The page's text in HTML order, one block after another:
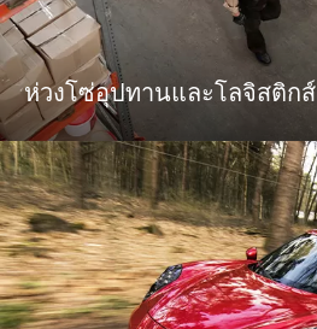
ห่วงโซ่อุปทานและโลจิสติกส์